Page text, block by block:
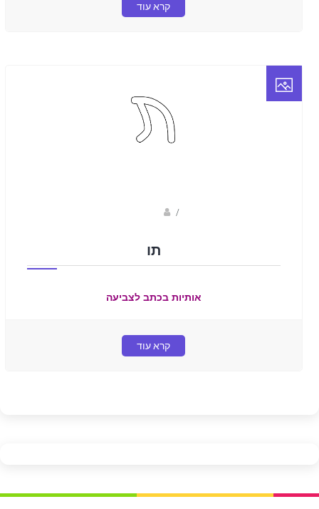
קרא עוד
/
תו
אותיות בכתב לצביעה
קרא עוד